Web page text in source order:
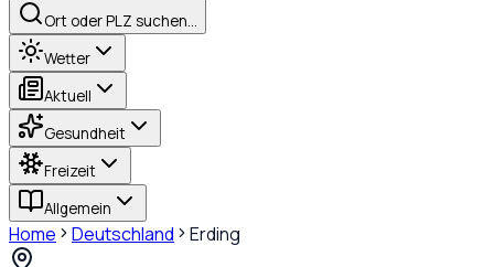
Ort oder PLZ suchen…
Wetter
Aktuell
Gesundheit
Freizeit
Allgemein
Home Deutschland Erding